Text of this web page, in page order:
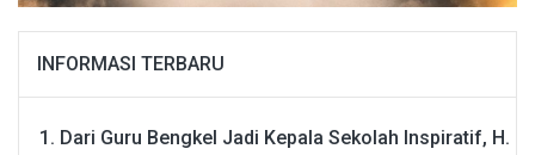
INFORMASI TERBARU
Dari Guru Bengkel Jadi Kepala Sekolah Inspiratif, H.